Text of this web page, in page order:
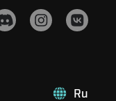
Ru